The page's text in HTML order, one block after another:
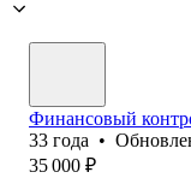
Финансовый
33 года •
35 000 ₽